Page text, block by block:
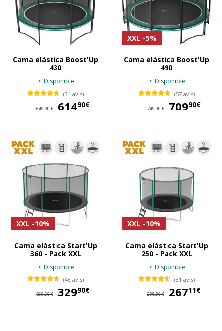
Cama elástica Boost'Up
430
Disponible
(34 avis)
649,90 € 61490€
XXL -5%
Cama elástica Boost'Up
490
Disponible
(57 avis)
749,90 € 70990€
XXL -10%
Cama elástica Start'Up
360 - Pack XXL
Disponible
(48 avis)
369,60 € 32990€
XXL -10%
Cama elástica Start'Up
250 - Pack XXL
Disponible
(31 avis)
298,06 € 26711€